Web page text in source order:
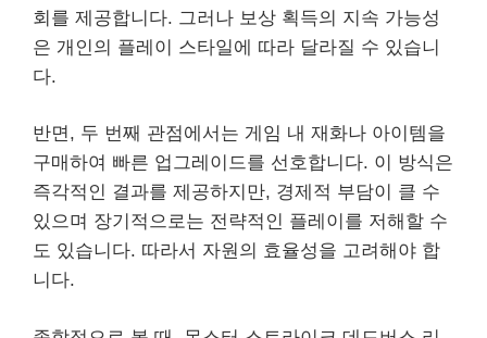
회를 제공합니다. 그러나 보상 획득의 지속 가능성
은 개인의 플레이 스타일에 따라 달라질 수 있습니
다.
반면, 두 번째 관점에서는 게임 내 재화나 아이템을
구매하여 빠른 업그레이드를 선호합니다. 이 방식은
즉각적인 결과를 제공하지만, 경제적 부담이 클 수
있으며 장기적으로는 전략적인 플레이를 저해할 수
도 있습니다. 따라서 자원의 효율성을 고려해야 합
니다.